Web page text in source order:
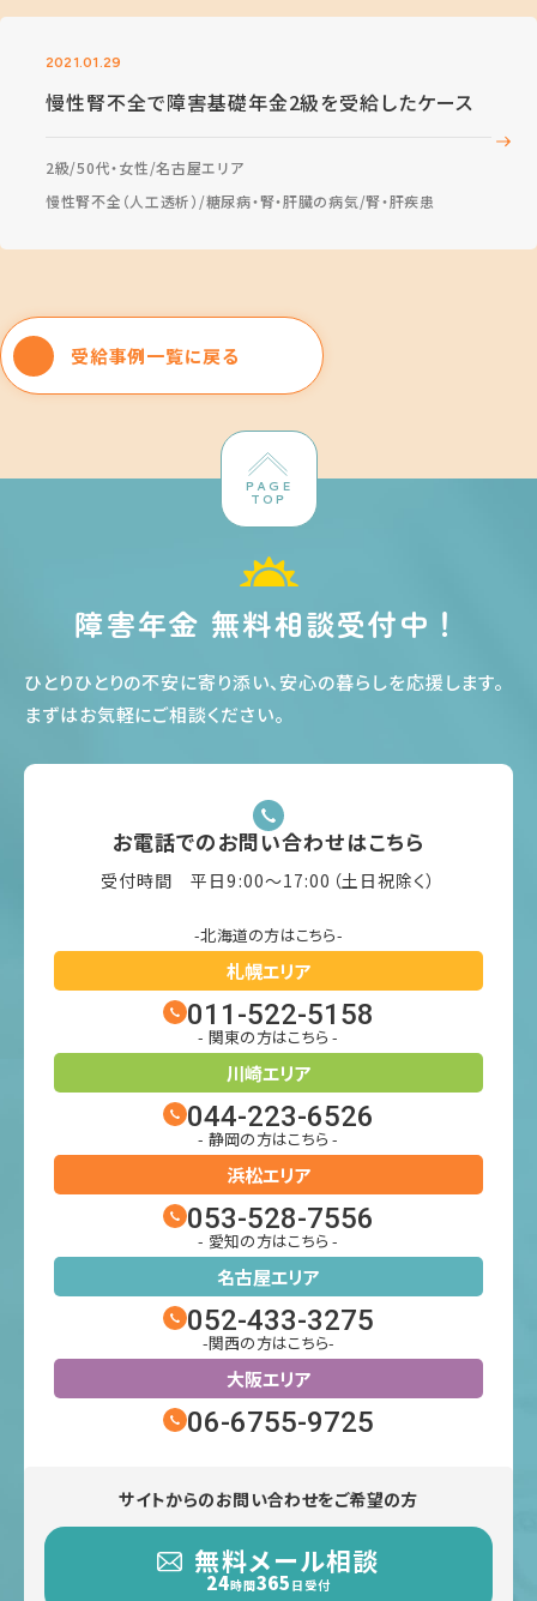
2021.01.29
慢性腎不全で障害基礎年金2級を受給したケース
2級 50代・女性 名古屋エリア
慢性腎不全（人工透析） 糖尿病・腎・肝臓の病気 腎・肝疾患
受給事例一覧に戻る
PAGE
TOP
障害年金 無料相談受付中！
ひとりひとりの不安に寄り添い、安心の暮らしを応援します。
まずはお気軽にご相談ください。
お電話でのお問い合わせはこちら
受付時間 平日9:00〜17:00（土日祝除く）
-北海道の方はこちら-
札幌エリア
011-522-5158
- 関東の方はこちら -
川崎エリア
044-223-6526
- 静岡の方はこちら -
浜松エリア
053-528-7556
- 愛知の方はこちら -
名古屋エリア
052-433-3275
-関西の方はこちら-
大阪エリア
06-6755-9725
サイトからのお問い合わせをご希望の方
無料メール相談
24時間365 日受付